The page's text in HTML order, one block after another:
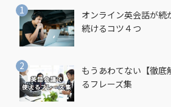
オンライン英会話が続
続けるコツ４つ
もうあわてない【徹底
るフレーズ集